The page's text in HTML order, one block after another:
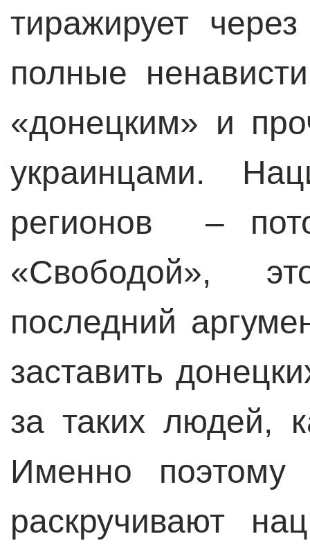
тиражирует
полные
«донецким» и
украинцами.
регионов –
«Свободой»,
последний
заставить
за таких людей,
Именно поэтому
раскручивают